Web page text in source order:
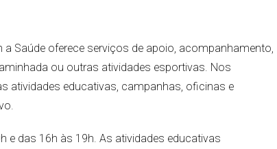
Saúde oferece serviços de apoio, acompanhamento,
ou outras atividades esportivas. Nos
atividades educativas, campanhas, oficinas e
e das 16h às 19h. As atividades educativas